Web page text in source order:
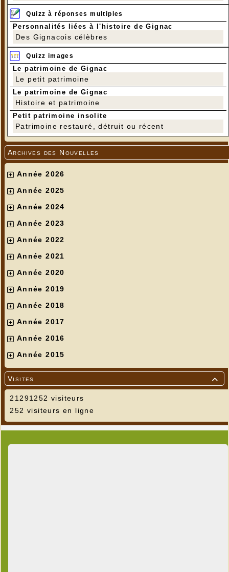
Quizz à réponses multiples
Personnalités liées à l'histoire de Gignac
Des Gignacois célèbres
Quizz images
Le patrimoine de Gignac
Le petit patrimoine
Le patrimoine de Gignac
Histoire et patrimoine
Petit patrimoine insolite
Patrimoine restauré, détruit ou récent
Archives des Nouvelles
Année 2026
Année 2025
Année 2024
Année 2023
Année 2022
Année 2021
Année 2020
Année 2019
Année 2018
Année 2017
Année 2016
Année 2015

Visites
21291252 visiteurs
252 visiteurs en ligne